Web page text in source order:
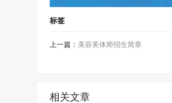
标签
上一篇： 美容美体师招生简章
相关文章